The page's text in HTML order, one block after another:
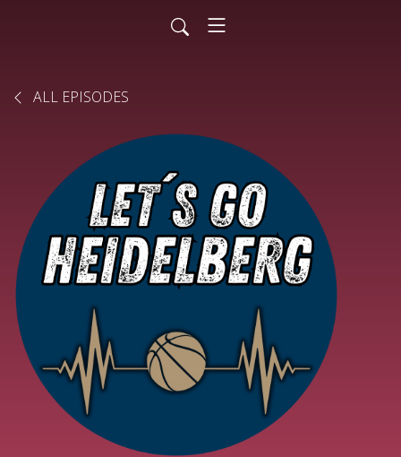
ALL EPISODES